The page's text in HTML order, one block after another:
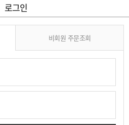
커뮤니티
로그인
비회원 주문조회